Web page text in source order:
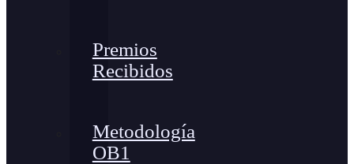
Premios
Recibidos
Metodología
OB1